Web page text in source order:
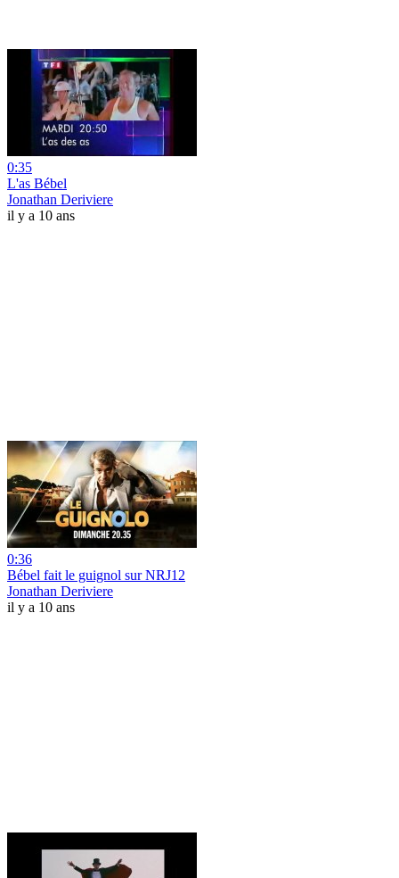
0:35
L'as Bébel
Jonathan Deriviere
il y a 10 ans
0:36
Bébel fait le guignol sur NRJ12
Jonathan Deriviere
il y a 10 ans